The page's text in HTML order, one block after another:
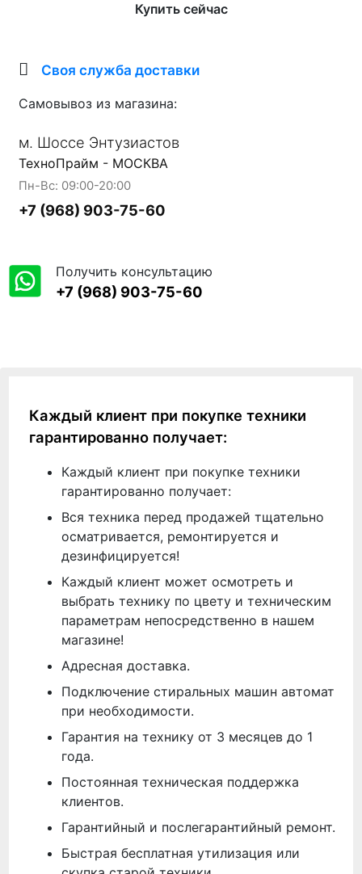
Купить сейчас
Своя служба доставки
Самовывоз из магазина:
м. Шоссе Энтузиастов
ТехноПрайм - МОСКВА
Пн-Вс: 09:00-20:00
+7 (968) 903-75-60
Получить консультацию
+7 (968) 903-75-60
Каждый клиент при покупке техники
гарантированно получает:
Каждый клиент при покупке техники
гарантированно получает:
Вся техника перед продажей тщательно
осматривается, ремонтируется и
дезинфицируется!
Каждый клиент может осмотреть и
выбрать технику по цвету и техническим
параметрам непосредственно в нашем
магазине!
Адресная доставка.
Подключение стиральных машин автомат
при необходимости.
Гарантия на технику от 3 месяцев до 1
года.
Постоянная техническая поддержка
клиентов.
Гарантийный и послегарантийный ремонт.
Быстрая бесплатная утилизация или